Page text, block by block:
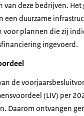
deze bedrijven.
een duurzame
plannen die zij
ingevoerd.
de
(LIV) per
Daarom ontvangen